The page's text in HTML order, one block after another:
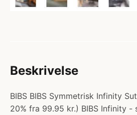
Beskrivelse
BIBS BIBS Symmetrisk Infinity
20% fra 99.95 kr.) BIBS Infinity